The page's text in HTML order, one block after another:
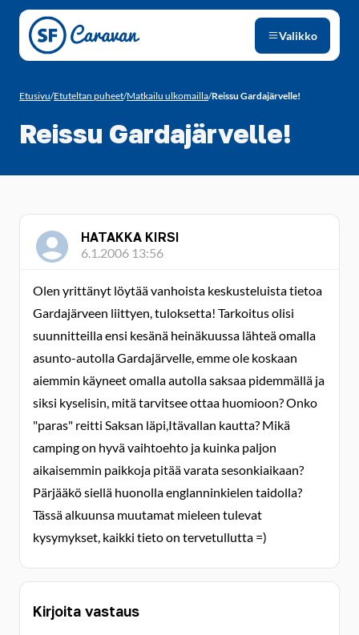
Siirry sivun sisältöön
Valikko
Etusivu/Etuteltan puheet/Matkailu ulkomailla/Reissu Gardajärvelle!
Reissu Gardajärvelle!
HATAKKA KIRSI
6.1.2006 13:56
Olen yrittänyt löytää vanhoista keskusteluista tietoa
Gardajärveen liittyen, tuloksetta! Tarkoitus olisi
suunnitteilla ensi kesänä heinäkuussa lähteä omalla
asunto-autolla Gardajärvelle, emme ole koskaan
aiemmin käyneet omalla autolla saksaa pidemmällä ja
siksi kyselisin, mitä tarvitsee ottaa huomioon? Onko
"paras" reitti Saksan läpi,Itävallan kautta? Mikä
camping on hyvä vaihtoehto ja kuinka paljon
aikaisemmin paikkoja pitää varata sesonkiaikaan?
Pärjääkö siellä huonolla englanninkielen taidolla?
Tässä alkuunsa muutamat mieleen tulevat
kysymykset, kaikki tieto on tervetullutta =)
Kirjoita vastaus